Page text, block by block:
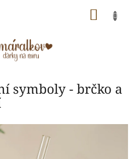
symboly - brčko a